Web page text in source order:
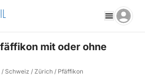
mit oder ohne
/ Schweiz / Zürich / Pfäffikon